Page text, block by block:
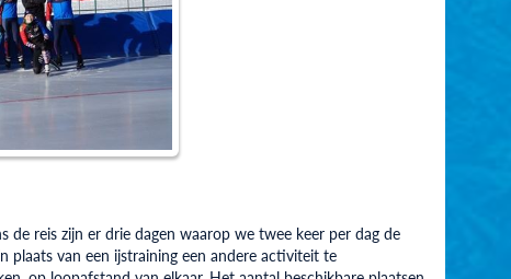
de reis zijn er drie dagen waarop we twee keer per dag de
plaats van een ijstraining een andere activiteit te